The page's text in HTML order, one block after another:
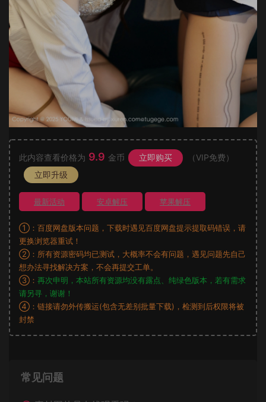
此内容查看价格为 9.9 金币 立即购买
（VIP免费）
立即升级
最新活动 安卓解压 苹果解压
①：百度网盘版本问题，下载时遇见百度网盘提示提取码错误，请
更换浏览器重试！
②：所有资源密码均已测试，大概率不会有问题，遇见问题先自己
想办法寻找解决方案，不会再提交工单。
③： 再次申明，本站所有资源均没有露点、纯绿色版本，若有需求
请另寻，谢谢！
④：链接请勿外传搬运(包含无差别批量下载)，检测到后权限将被
封禁
常见问题